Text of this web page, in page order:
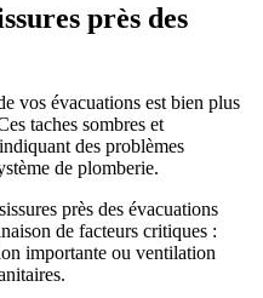
près des
vos évacuations est bien plus
taches sombres et
des problèmes
de plomberie.
près des évacuations
de facteurs critiques :
importante ou ventilation